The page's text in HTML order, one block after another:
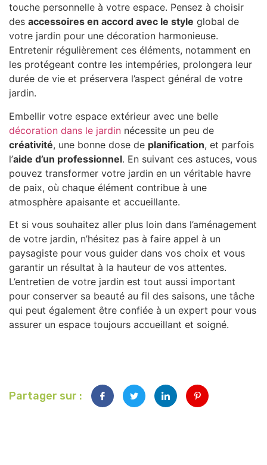
touche personnelle à votre espace. Pensez à choisir
des accessoires en accord avec le style global de
votre jardin pour une décoration harmonieuse.
Entretenir régulièrement ces éléments, notamment en
les protégeant contre les intempéries, prolongera leur
durée de vie et préservera l’aspect général de votre
jardin.
Embellir votre espace extérieur avec une belle
décoration dans le jardin nécessite un peu de
créativité, une bonne dose de planification, et parfois
l’aide d’un professionnel. En suivant ces astuces, vous
pouvez transformer votre jardin en un véritable havre
de paix, où chaque élément contribue à une
atmosphère apaisante et accueillante.
Et si vous souhaitez aller plus loin dans l’aménagement
de votre jardin, n’hésitez pas à faire appel à un
paysagiste pour vous guider dans vos choix et vous
garantir un résultat à la hauteur de vos attentes.
L’entretien de votre jardin est tout aussi important
pour conserver sa beauté au fil des saisons, une tâche
qui peut également être confiée à un expert pour vous
assurer un espace toujours accueillant et soigné.
Partager sur :